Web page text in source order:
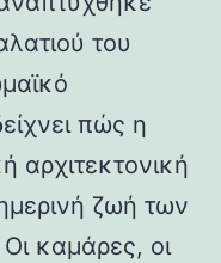
του
πώς η
αρχιτεκτονική
ζωή των
καμάρες, οι